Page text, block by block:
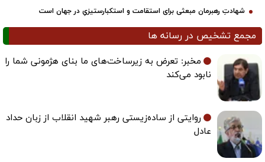
شهادتِ رهبرمان مبعثی برای استقامت و استکبارستیزیِ در جهان است
مجمع تشخیص در رسانه ها
مخبر: تعرض به زیرساخت‌های ما بنای هژمونی شما را
نابود می‌کند
روایتی از ساده‌زیستی رهبر شهید انقلاب از زبان حداد
عادل